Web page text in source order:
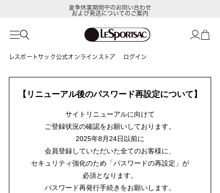
夏季休業期間中のお問い合わせ
および発送についてのご案内
レスポートサック公式オンラインストア ログイン
【リニューアル後のパスワード再設定について】
サイトリニューアルに向けて
ご登録状況の確認をお願いしております。
2025年8月24日以前に
会員登録していただいた全てのお客様に、
セキュリティ強化のため「パスワードの再設定」が
必須となります。
パスワード再発行手続きをお願いします。